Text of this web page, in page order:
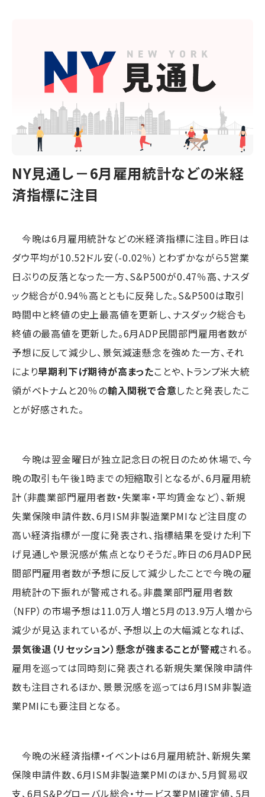
NY見通し－6月雇用統計などの米経
済指標に注目
今晩は6月雇用統計などの米経済指標に注目。昨日は
ダウ平均が10.52ドル安（-0.02％）とわずかながら5営業
日ぶりの反落となった一方、S&P500が0.47％高、ナスダ
ック総合が0.94％高とともに反発した。S&P500は取引
時間中と終値の史上最高値を更新し、ナスダック総合も
終値の最高値を更新した。6月ADP民間部門雇用者数が
予想に反して減少し、景気減速懸念を強めた一方、それ
により早期利下げ期待が高まったことや、トランプ米大統
領がベトナムと20％の輸入関税で合意したと発表したこ
とが好感された。
今晩は翌金曜日が独立記念日の祝日のため休場で、今
晩の取引も午後1時までの短縮取引となるが、6月雇用統
計（非農業部門雇用者数・失業率・平均賃金など）、新規
失業保険申請件数、6月ISM非製造業PMIなど注目度の
高い経済指標が一度に発表され、指標結果を受けた利下
げ見通しや景況感が焦点となりそうだ。昨日の6月ADP民
間部門雇用者数が予想に反して減少したことで今晩の雇
用統計の下振れが警戒される。非農業部門雇用者数
（NFP）の市場予想は11.0万人増と5月の13.9万人増から
減少が見込まれているが、予想以上の大幅減となれば、
景気後退（リセッション）懸念が強まることが警戒される。
雇用を巡っては同時刻に発表される新規失業保険申請件
数も注目されるほか、景景況感を巡っては6月ISM非製造
業PMIにも要注目となる。
今晩の米経済指標・イベントは6月雇用統計、新規失業
保険申請件数、6月ISM非製造業PMIのほか、5月貿易収
支、6月S&Pグローバル総合・サービス業PMI確定値、5月